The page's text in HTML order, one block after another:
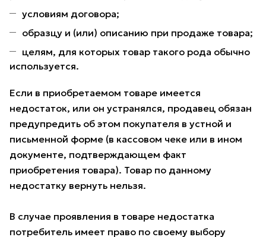
условиям договора;
образцу и (или) описанию при продаже товара;
целям, для которых товар такого рода обычно
используется.
Если в приобретаемом товаре имеется
недостаток, или он устранялся, продавец обязан
предупредить об этом покупателя в устной и
письменной форме (в кассовом чеке или в ином
документе, подтверждающем факт
приобретения товара). Товар по данному
недостатку вернуть нельзя.
В случае проявления в товаре недостатка
потребитель имеет право по своему выбору